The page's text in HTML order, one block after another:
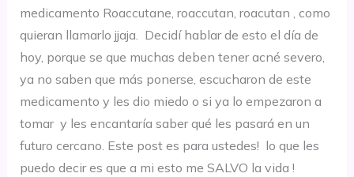
medicamento Roaccutane, roaccutan, roacutan , como
quieran llamarlo jjaja. Decidí hablar de esto el día de
hoy, porque se que muchas deben tener acné severo,
ya no saben que más ponerse, escucharon de este
medicamento y les dio miedo o si ya lo empezaron a
tomar y les encantaría saber qué les pasará en un
futuro cercano. Este post es para ustedes! lo que les
puedo decir es que a mi esto me SALVO la vida !